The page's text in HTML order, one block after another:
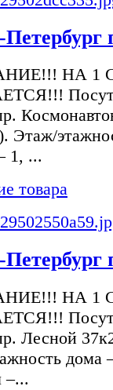
НА 1
Этаж/
1, ...
товара
НА 1
Лесной
дома
–...